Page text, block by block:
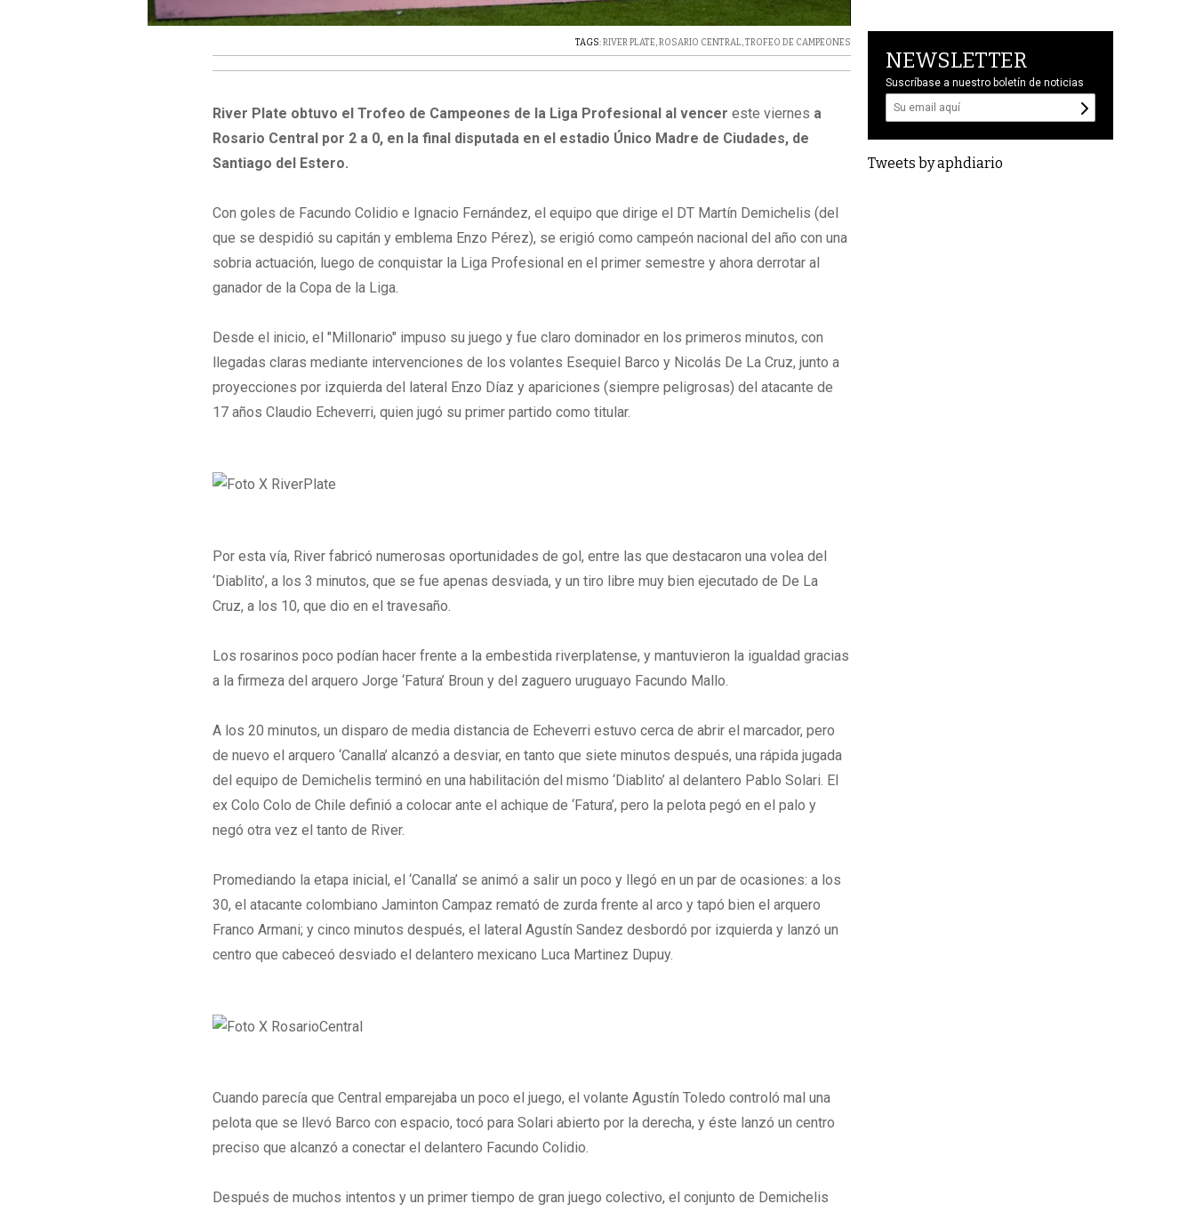
TAGS:RIVER PLATE,ROSARIO CENTRAL,TROFEO DE CAMPEONES
River Plate obtuvo el Trofeo de Campeones de la Liga Profesional al vencer este viernes a
Rosario Central por 2 a 0, en la final disputada en el estadio Único Madre de Ciudades, de
Santiago del Estero.
Con goles de Facundo Colidio e Ignacio Fernández, el equipo que dirige el DT Martín Demichelis (del
que se despidió su capitán y emblema Enzo Pérez), se erigió como campeón nacional del año con una
sobria actuación, luego de conquistar la Liga Profesional en el primer semestre y ahora derrotar al
ganador de la Copa de la Liga.
Desde el inicio, el "Millonario" impuso su juego y fue claro dominador en los primeros minutos, con
llegadas claras mediante intervenciones de los volantes Esequiel Barco y Nicolás De La Cruz, junto a
proyecciones por izquierda del lateral Enzo Díaz y apariciones (siempre peligrosas) del atacante de
17 años Claudio Echeverri, quien jugó su primer partido como titular.
Por esta vía, River fabricó numerosas oportunidades de gol, entre las que destacaron una volea del
‘Diablito’, a los 3 minutos, que se fue apenas desviada, y un tiro libre muy bien ejecutado de De La
Cruz, a los 10, que dio en el travesaño.
Los rosarinos poco podían hacer frente a la embestida riverplatense, y mantuvieron la igualdad gracias
a la firmeza del arquero Jorge ‘Fatura’ Broun y del zaguero uruguayo Facundo Mallo.
A los 20 minutos, un disparo de media distancia de Echeverri estuvo cerca de abrir el marcador, pero
de nuevo el arquero ‘Canalla’ alcanzó a desviar, en tanto que siete minutos después, una rápida jugada
del equipo de Demichelis terminó en una habilitación del mismo ‘Diablito’ al delantero Pablo Solari. El
ex Colo Colo de Chile definió a colocar ante el achique de ‘Fatura’, pero la pelota pegó en el palo y
negó otra vez el tanto de River.
Promediando la etapa inicial, el ‘Canalla’ se animó a salir un poco y llegó en un par de ocasiones: a los
30, el atacante colombiano Jaminton Campaz remató de zurda frente al arco y tapó bien el arquero
Franco Armani; y cinco minutos después, el lateral Agustín Sandez desbordó por izquierda y lanzó un
centro que cabeceó desviado el delantero mexicano Luca Martinez Dupuy.
Cuando parecía que Central emparejaba un poco el juego, el volante Agustín Toledo controló mal una
pelota que se llevó Barco con espacio, tocó para Solari abierto por la derecha, y éste lanzó un centro
preciso que alcanzó a conectar el delantero Facundo Colidio.
Después de muchos intentos y un primer tiempo de gran juego colectivo, el conjunto de Demichelis
NEWSLETTER
Suscríbase a nuestro boletín de noticias
Tweets by aphdiario